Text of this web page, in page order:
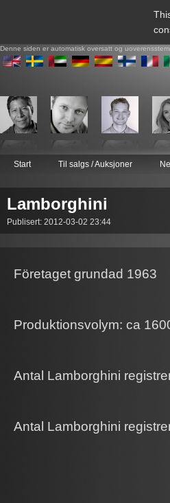
Denne siden er automatisk oversatt og
Start Til salgs / Auksjoner
Lamborghini
Publisert: 2012-03-02 23:44
Företaget grundad 1963
Produktionsvolym: ca
Antal Lamborghini
Antal Lamborghini